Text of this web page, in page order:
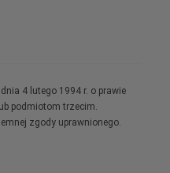
4 lutego 1994 r. o prawie
podmiotom trzecim.
zgody uprawnionego.